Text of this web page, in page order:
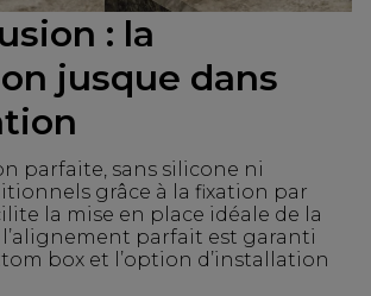
: la
jusque dans
parfaite, sans silicone ni
grâce à la fixation par
la mise en place idéale de la
parfait est garanti
box et l’option d’installation